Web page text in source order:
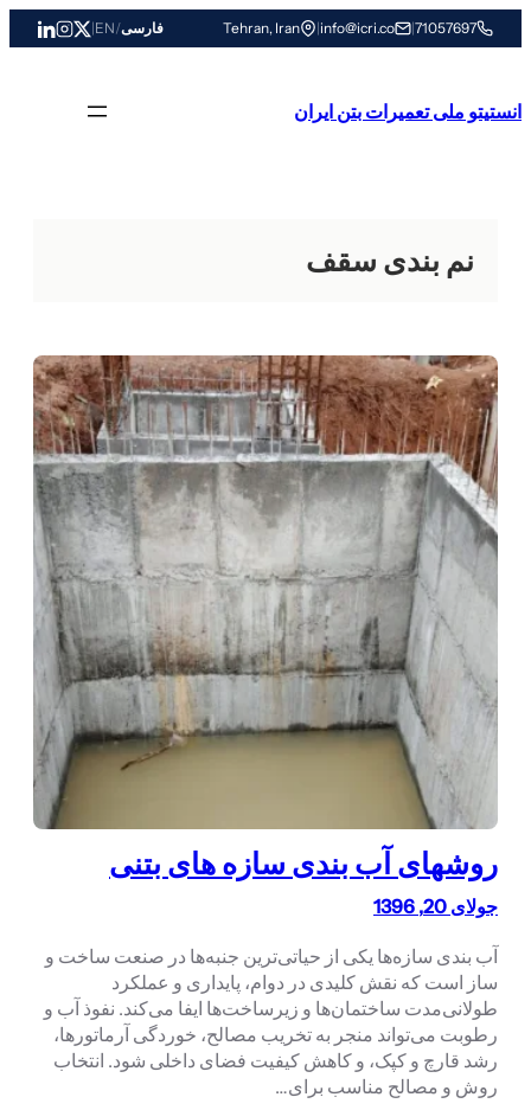
به
71057697
|
info@icri.co
|
Tehran, Iran فارسی/
EN
|
انستیتو ملی تعمیرات بتن ایران
نم بندی سقف
روشهای آب بندی سازه های بتنی
جولای 20, 1396
آب بندی سازه‌ها یکی از حیاتی‌ترین جنبه‌ها در صنعت ساخت و
ساز است که نقش کلیدی در دوام، پایداری و عملکرد
طولانی‌مدت ساختمان‌ها و زیرساخت‌ها ایفا می‌کند. نفوذ آب و
رطوبت می‌تواند منجر به تخریب مصالح، خوردگی آرماتورها،
رشد قارچ و کپک، و کاهش کیفیت فضای داخلی شود. انتخاب
روش و مصالح مناسب برای…